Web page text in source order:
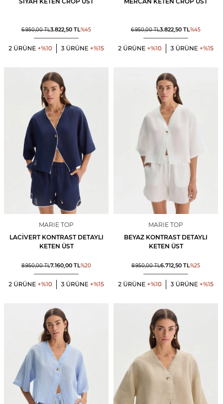
6.950,00TL3.822,50 TL%45 6.950,00TL3.822,50 TL%45
MARIE TOP
LACIVERT KONTRAST DETAYLI
KETEN ÜST
8.950,00TL7.160,00 TL%20
MARIE TOP
BEYAZ KONTRAST DETAYLI
KETEN ÜST
8.950,00TL6.712,50 TL%25